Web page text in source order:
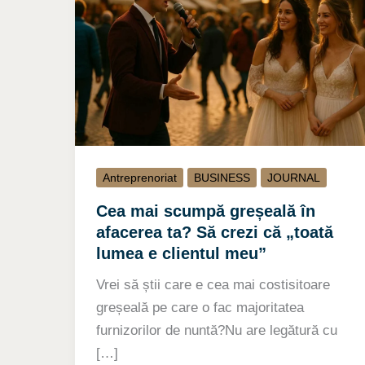
Antreprenoriat BUSINESS JOURNAL
Cea mai scumpă greșeală în
afacerea ta? Să crezi că „toată
lumea e clientul meu”
Vrei să știi care e cea mai costisitoare
greșeală pe care o fac majoritatea
furnizorilor de nuntă?Nu are legătură cu
[…]